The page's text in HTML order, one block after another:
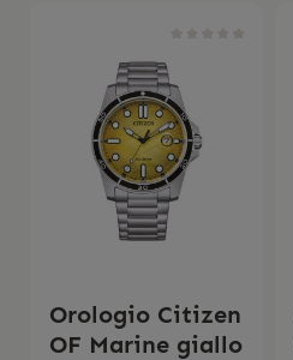
Orologio Citizen
OF Marine giallo